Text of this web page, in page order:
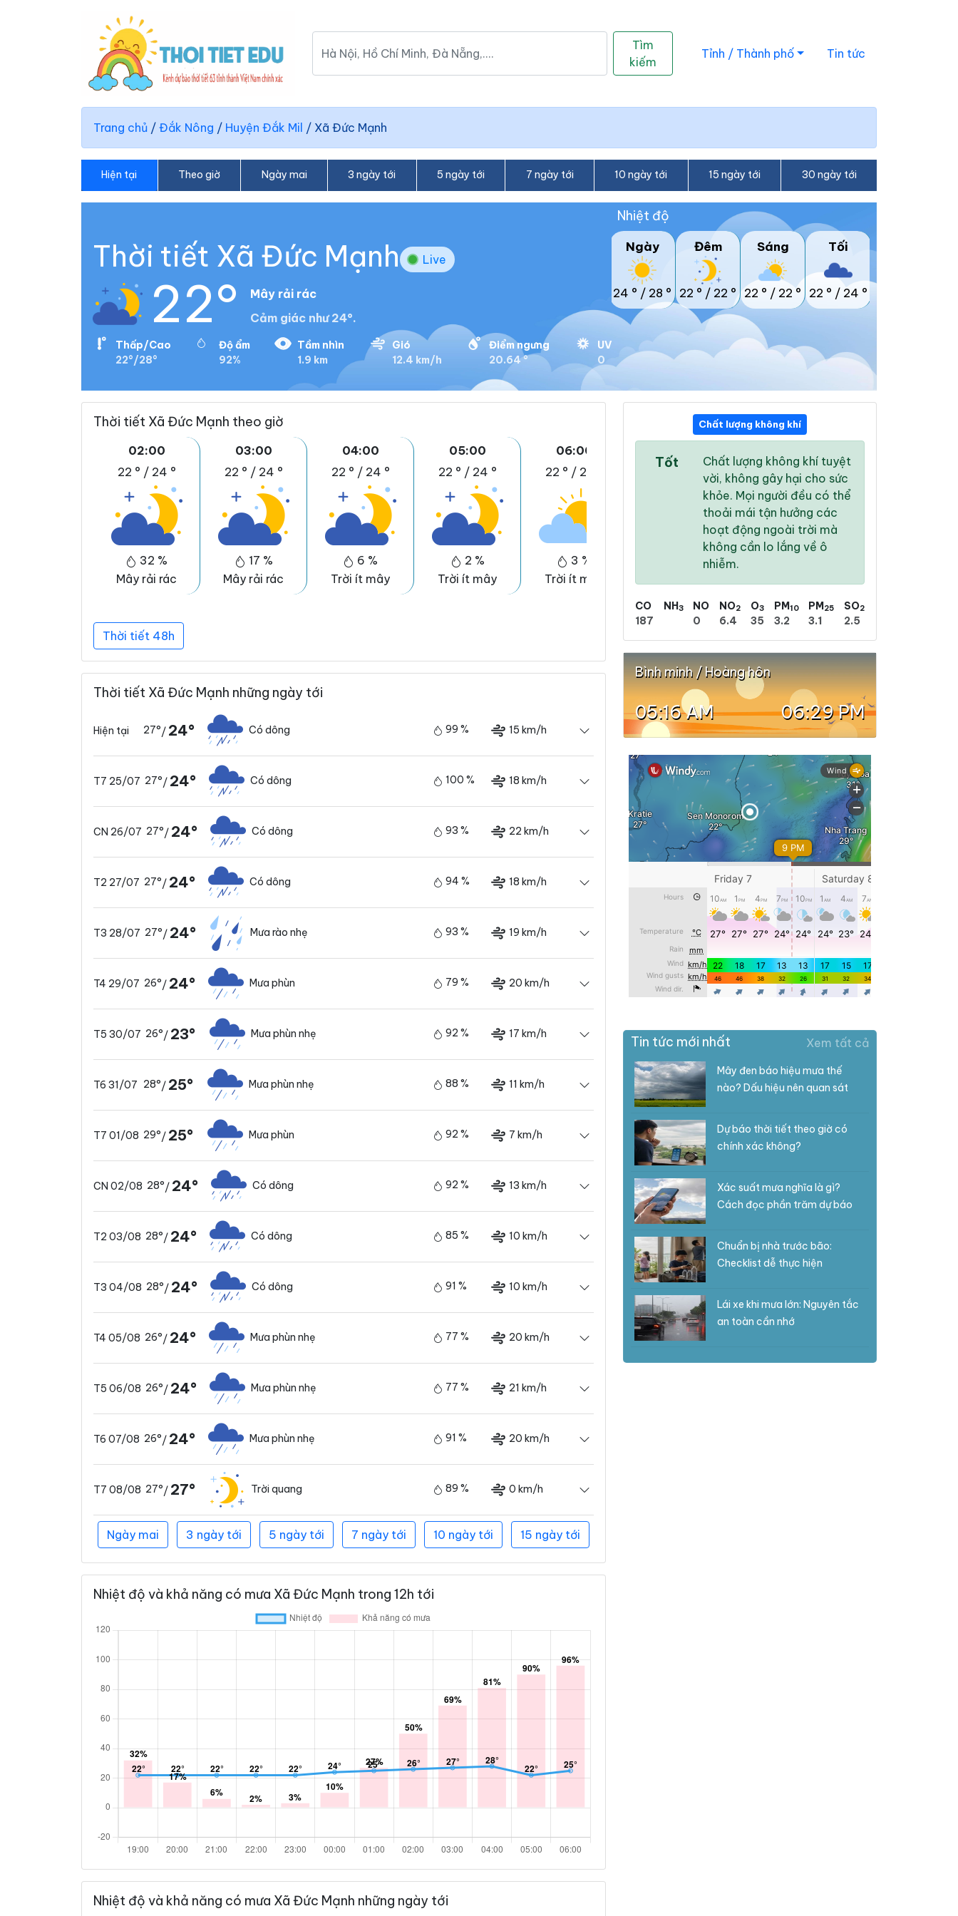
Tìm
kiếm
Tỉnh / Thành phố Tin tức
Trang chủ / Đắk Nông / Huyện Đắk Mil / Xã Đức Mạnh
Hiện tại Theo giờ Ngày mai 3 ngày tới 5 ngày tới 7 ngày tới 10 ngày tới 15 ngày tới 30 ngày tới
Thời tiết Xã Đức Mạnh Live
22°
Mây rải rác
Cảm giác như 24°.
Thấp/Cao
22°/28°
Độ ẩm
92%
Tầm nhìn
1.9 km
Gió
12.4 km/h
Điểm ngưng
20.64 °
UV
0
Nhiệt độ
Ngày
24 ° / 28 °
Đêm
22 ° / 22 °
Sáng
22 ° / 22 °
Tối
22 ° / 24 °
Thời tiết Xã Đức Mạnh theo giờ
02:00
22 ° / 24 °
32 %
Mây rải rác
03:00
22 ° / 24 °
17 %
Mây rải rác
04:00
22 ° / 24 °
6 %
Trời ít mây
05:00
22 ° / 24 °
2 %
Trời ít mây
06:00
22 ° / 25 °
3 %
Trời ít mây
24 °/
25 °
/29 °
Thời tiết 48h
Thời tiết Xã Đức Mạnh những ngày tới
Hiện tại 27°/ 24° Có dông 99 % 15 km/h
T7 25/07 27°/ 24° Có dông 100 % 18 km/h
CN 26/07 27°/ 24° Có dông 93 % 22 km/h
T2 27/07 27°/ 24° Có dông 94 % 18 km/h
T3 28/07 27°/ 24° Mưa rào nhẹ 93 % 19 km/h
T4 29/07 26°/ 24° Mưa phùn 79 % 20 km/h
T5 30/07 26°/ 23° Mưa phùn nhẹ 92 % 17 km/h
T6 31/07 28°/ 25° Mưa phùn nhẹ 88 % 11 km/h
T7 01/08 29°/ 25° Mưa phùn 92 % 7 km/h
CN 02/08 28°/ 24° Có dông 92 % 13 km/h
T2 03/08 28°/ 24° Có dông 85 % 10 km/h
T3 04/08 28°/ 24° Có dông 91 % 10 km/h
T4 05/08 26°/ 24° Mưa phùn nhẹ 77 % 20 km/h
T5 06/08 26°/ 24° Mưa phùn nhẹ 77 % 21 km/h
T6 07/08 26°/ 24° Mưa phùn nhẹ 91 % 20 km/h
T7 08/08 27°/ 27° Trời quang 89 % 0 km/h
Ngày mai 3 ngày tới 5 ngày tới 7 ngày tới 10 ngày tới 15 ngày tới
Nhiệt độ và khả năng có mưa Xã Đức Mạnh trong 12h tới
Nhiệt độ và khả năng có mưa Xã Đức Mạnh những ngày tới
Chất lượng không khí
Tốt
Chất lượng không khí tuyệt
vời, không gây hại cho sức
khỏe. Mọi người đều có thể
thoải mái tận hưởng các
hoạt động ngoài trời mà
không cần lo lắng về ô
nhiễm.
CO
187
NH3
NO
0
NO2
6.4
O3
35
PM10
3.2
PM25
3.1
SO2
2.5
Bình minh / Hoàng hôn
05:16 AM 06:29 PM
Tin tức mới nhất Xem tất cả
Mây đen báo hiệu mưa thế
nào? Dấu hiệu nên quan sát
Dự báo thời tiết theo giờ có
chính xác không?
Xác suất mưa nghĩa là gì?
Cách đọc phần trăm dự báo
Chuẩn bị nhà trước bão:
Checklist dễ thực hiện
Lái xe khi mưa lớn: Nguyên tắc
an toàn cần nhớ